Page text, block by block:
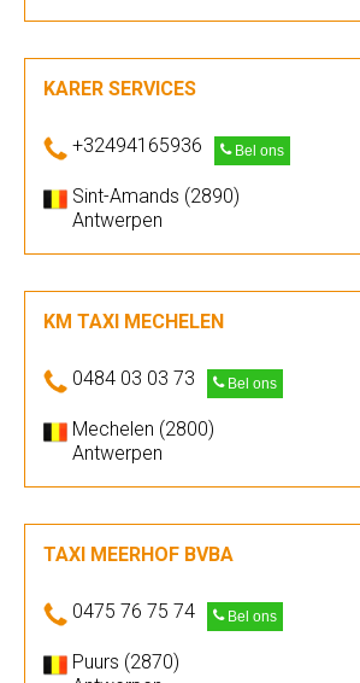
KARER SERVICES
+32494165936 Bel ons
Sint-Amands (2890)
Antwerpen
KM TAXI MECHELEN
0484 03 03 73 Bel ons
Mechelen (2800)
Antwerpen
TAXI MEERHOF BVBA
0475 76 75 74 Bel ons
Puurs (2870)